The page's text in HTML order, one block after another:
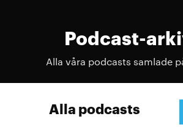
Podcast-
Alla våra podcasts samlade
Alla podcasts